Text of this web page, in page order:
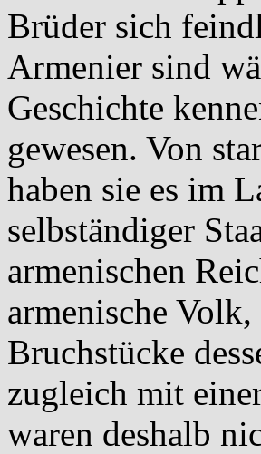
Brüder sich
Armenier sind
Geschichte
gewesen. Von
haben sie es im
selbständiger
armenischen
armenische
Bruchstücke
zugleich mit
waren deshalb